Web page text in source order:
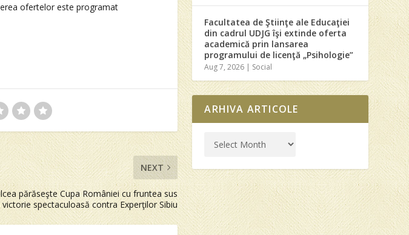
ofertelor este programat
NEXT
părăseşte Cupa României cu fruntea sus
spectaculoasă contra Experţilor Sibiu
Facultatea de Ştiinţe ale Educaţiei
din cadrul UDJG îşi extinde oferta
academică prin lansarea
programului de licenţă „Psihologie”
Aug 7, 2026 | Social
ARHIVA ARTICOLE